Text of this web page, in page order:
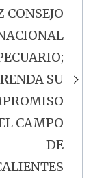
CONSEJO
SU
CAMPO
DE